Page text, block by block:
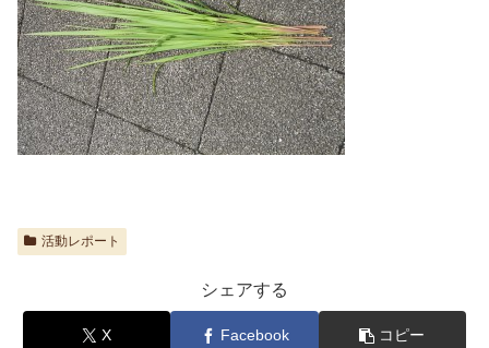
活動レポート
シェアする
X Facebook コピー